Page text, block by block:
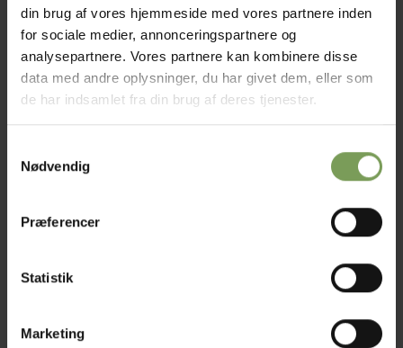
din brug af vores hjemmeside med vores partnere inden
for sociale medier, annonceringspartnere og
analysepartnere. Vores partnere kan kombinere disse
data med andre oplysninger, du har givet dem, eller som
de har indsamlet fra din brug af deres tjenester.
Nødvendig
Præferencer
Statistik
Marketing
Tilføj til
ønskeliste
IKKE PÅ LAGER
Filet 15
Mærke:GB Wolle
Tilføj til
ønskeliste
kr.25,00